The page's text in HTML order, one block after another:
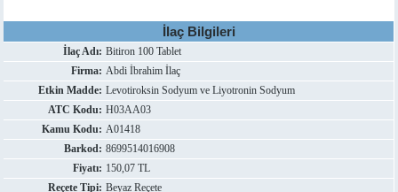
İlaç Bilgileri
İlaç Adı: Bitiron 100 Tablet
Firma: Abdi İbrahim İlaç
Etkin Madde: Levotiroksin Sodyum ve Liyotronin Sodyum
ATC Kodu: H03AA03
Kamu Kodu: A01418
Barkod: 8699514016908
Fiyatı: 150,07 TL
Reçete Tipi: Beyaz Reçete